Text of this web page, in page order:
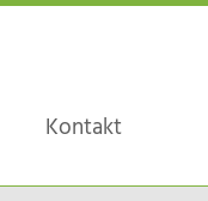
Kontakt